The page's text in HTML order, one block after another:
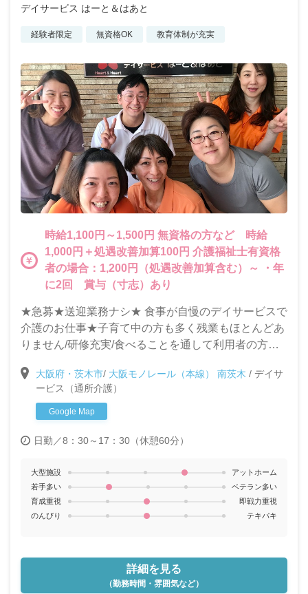
デイサービス はーと＆はあと
経験者限定 無資格OK 教育体制が充実
時給1,100円～1,500円 無資格の方など 時給
1,000円＋処遇改善加算100円 介護福祉士有資格
者の場合：1,200円（処遇改善加算含む）～ ・年
に2回 賞与（寸志）あり
★急募★送迎業務ナシ★ 食事が自慢のデイサービスで
介護のお仕事★子育て中の方も多く残業もほとんどあ
りません/研修充実/食べることを通して利用者の方の
したい方や、働く女性が働き易い会社です◎
大阪府・茨木市/ 大阪モノレール（本線） 南茨木 / デイサ
ービス（通所介護）
Google Map
日勤／8：30～17：30（休憩60分）
大型施設
アットホーム
若手多い
ベテラン多い
育成重視
即戦力重視
のんびり
テキパキ
詳細を見る
（勤務時間・雰囲気など）